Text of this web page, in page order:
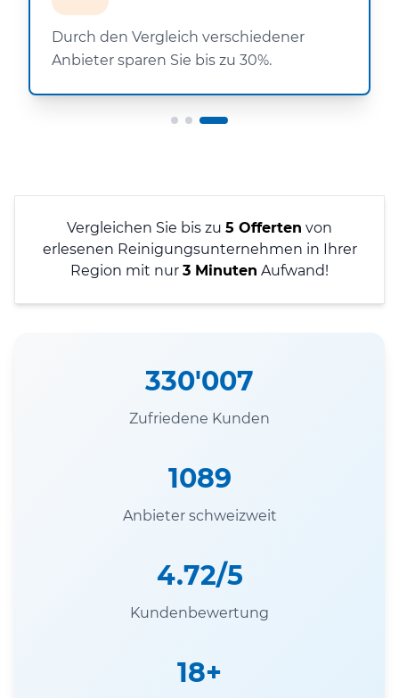
Durch den Vergleich verschiedener
Anbieter sparen Sie bis zu 30%.
Vergleichen Sie bis zu 5 Offerten von
erlesenen Reinigungsunternehmen in Ihrer
Region mit nur 3 Minuten Aufwand!
330'007
Zufriedene Kunden
1089
Anbieter schweizweit
4.72/5
Kundenbewertung
18+